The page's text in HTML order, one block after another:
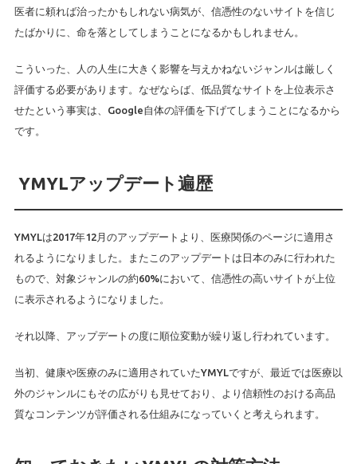
医者に頼れば治ったかもしれない病気が、信憑性のないサイトを信じ
たばかりに、命を落としてしまうことになるかもしれません。
こういった、人の人生に大きく影響を与えかねないジャンルは厳しく
評価する必要があります。なぜならば、低品質なサイトを上位表示さ
せたという事実は、Google自体の評価を下げてしまうことになるから
です。
YMYLアップデート遍歴
YMYLは2017年12月のアップデートより、医療関係のページに適用さ
れるようになりました。またこのアップデートは日本のみに行われた
もので、対象ジャンルの約60%において、信憑性の高いサイトが上位
に表示されるようになりました。
それ以降、アップデートの度に順位変動が繰り返し行われています。
当初、健康や医療のみに適用されていたYMYLですが、最近では医療以
外のジャンルにもその広がりも見せており、より信頼性のおける高品
質なコンテンツが評価される仕組みになっていくと考えられます。